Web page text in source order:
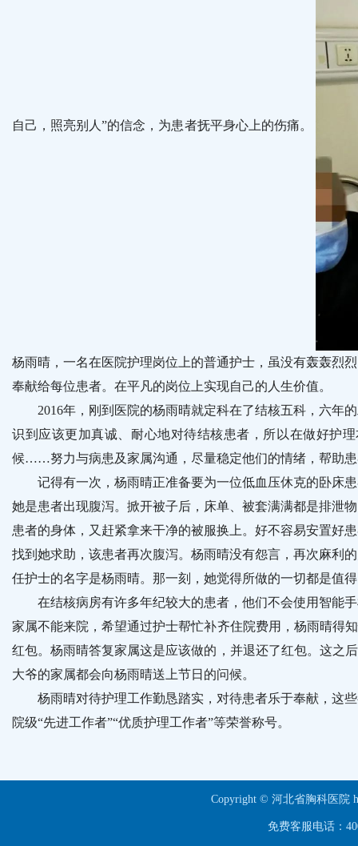
自己，照亮别人”的信念，为患者抚平身心上的伤痛。
杨雨晴，一名在医院护理岗位上的普通护士，虽没有轰轰烈
奉献给每位患者。在平凡的岗位上实现自己的人生价值。
2016年，刚到医院的杨雨晴就定科在了结核五科，六年
识到应该更加真诚、耐心地对待结核患者，所以在做好护
候……努力与病患及家属沟通，尽量稳定他们的情绪，帮助
记得有一次，杨雨晴正准备要为一位低血压休克的卧床患
她是患者出现腹泻。掀开被子后，床单、被套满满都是排泄
患者的身体，又赶紧拿来干净的被服换上。好不容易安置好
找到她求助，该患者再次腹泻。杨雨晴没有怨言，再次麻利
任护士的名字是杨雨晴。那一刻，她觉得所做的一切都是值
在结核病房有许多年纪较大的患者，他们不会使用智能手
家属不能来院，希望通过护士帮忙补齐住院费用，杨雨晴得
红包。杨雨晴答复家属这是应该做的，并退还了红包。这之
大爷的家属都会向杨雨晴送上节日的问候。
杨雨晴对待护理工作勤恳踏实，对待患者乐于奉献，这些
院级“先进工作者”“优质护理工作者”等荣誉称号。
Copyright © 河北省胸科医院
免费客服电话：